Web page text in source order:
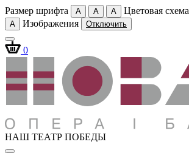
Размер шрифта A A A Цветовая схема
A
Изображения Отключить
0
НАШ ТЕАТР ПОБЕДЫ